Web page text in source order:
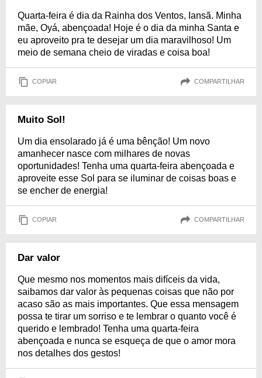
Quarta-feira é dia da Rainha dos Ventos, Iansã. Minha
mãe, Oyá, abençoada! Hoje é o dia da minha Santa e
eu aproveito pra te desejar um dia maravilhoso! Um
meio de semana cheio de viradas e coisa boa!
COPIAR COMPARTILHAR
Muito Sol!
Um dia ensolarado já é uma bênção! Um novo
amanhecer nasce com milhares de novas
oportunidades! Tenha uma quarta-feira abençoada e
aproveite esse Sol para se iluminar de coisas boas e
se encher de energia!
COPIAR COMPARTILHAR
Dar valor
Que mesmo nos momentos mais difíceis da vida,
saibamos dar valor às pequenas coisas que não por
acaso são as mais importantes. Que essa mensagem
possa te tirar um sorriso e te lembrar o quanto você é
querido e lembrado! Tenha uma quarta-feira
abençoada e nunca se esqueça de que o amor mora
nos detalhes dos gestos!